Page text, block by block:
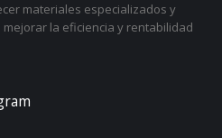
materiales especializados y
la eficiencia y rentabilidad